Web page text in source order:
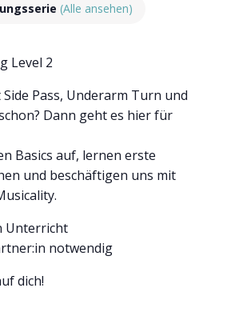
(Alle ansehen)
Level 2
Pass, Underarm Turn und
Dann geht es hier für
Basics auf, lernen erste
und beschäftigen uns mit
Unterricht
notwendig
dich!